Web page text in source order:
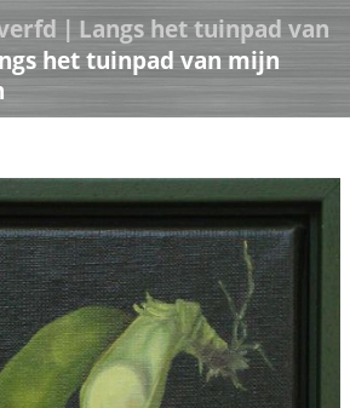
| Langs het tuinpad van
het tuinpad van mijn